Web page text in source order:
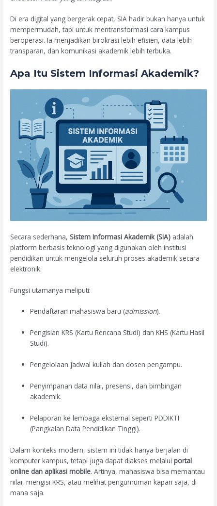
Di era digital yang bergerak cepat, SIA hadir bukan hanya untuk
mempermudah, tapi untuk mentransformasi cara kampus
beroperasi. Ia menjadikan birokrasi lebih efisien, data lebih
transparan, dan komunikasi akademik lebih terbuka.
Apa Itu Sistem Informasi Akademik?
Secara sederhana,Sistem Informasi Akademik (SIA) adalah
platform berbasis teknologi yang digunakan oleh institusi
pendidikan untuk mengelola seluruh proses akademik secara
elektronik.
Fungsi utamanya meliputi:
Pendaftaran mahasiswa baru (admission).
Pengisian KRS (Kartu Rencana Studi) dan KHS (Kartu Hasil
Studi).
Pengelolaan jadwal kuliah dan dosen pengampu.
Penyimpanan data nilai, presensi, dan bimbingan
akademik.
Pelaporan ke lembaga eksternal seperti PDDIKTI
(Pangkalan Data Pendidikan Tinggi).
Dalam konteks modern, sistem ini tidak hanya berjalan di
komputer kampus, tetapi juga dapat diakses melaluiportal
online dan aplikasi mobile. Artinya, mahasiswa bisa memantau
nilai, mengisi KRS, atau melihat pengumuman kapan saja, di
mana saja.